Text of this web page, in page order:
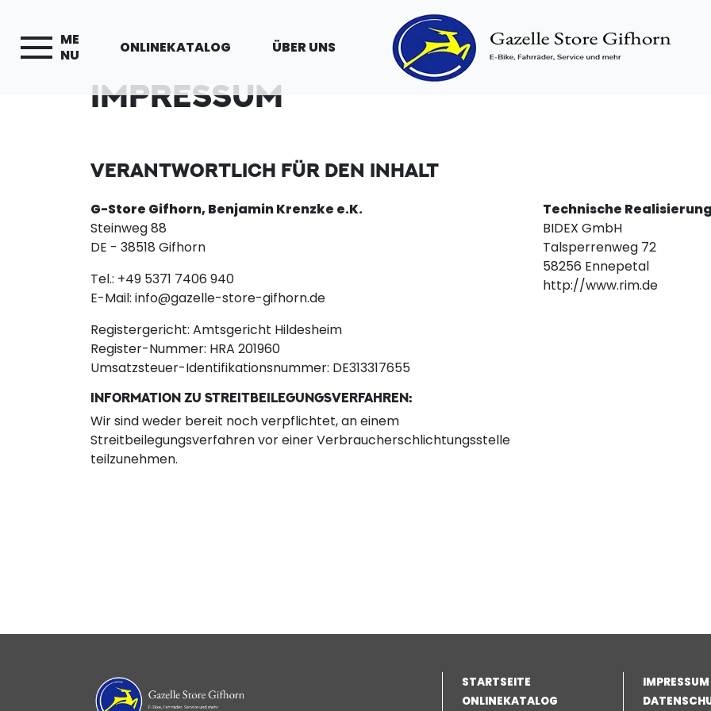
ME
NU
ONLINEKATALOG ÜBER UNS
IMPRESSUM
VERANTWORTLICH FÜR DEN INHALT
G-Store Gifhorn, Benjamin Krenzke e.K.
Steinweg 88
DE - 38518 Gifhorn
Tel.: +49 5371 7406 940
E-Mail: info@gazelle-store-gifhorn.de
Registergericht: Amtsgericht Hildesheim
Register-Nummer: HRA 201960
Umsatzsteuer-Identifikationsnummer: DE313317655
INFORMATION ZU STREITBEILEGUNGSVERFAHREN:
Wir sind weder bereit noch verpflichtet, an einem
Streitbeilegungsverfahren vor einer Verbraucherschlichtungsstelle
teilzunehmen.
Technische
BIDEX GmbH
Talsperrenweg 72
58256 Ennepetal
http://www.rim.de
STARTSEITE
ONLINEKATALOG
IMPRESSUM